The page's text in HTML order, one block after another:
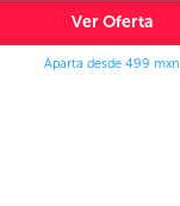
Ver Oferta
Aparta desde 499 mxn